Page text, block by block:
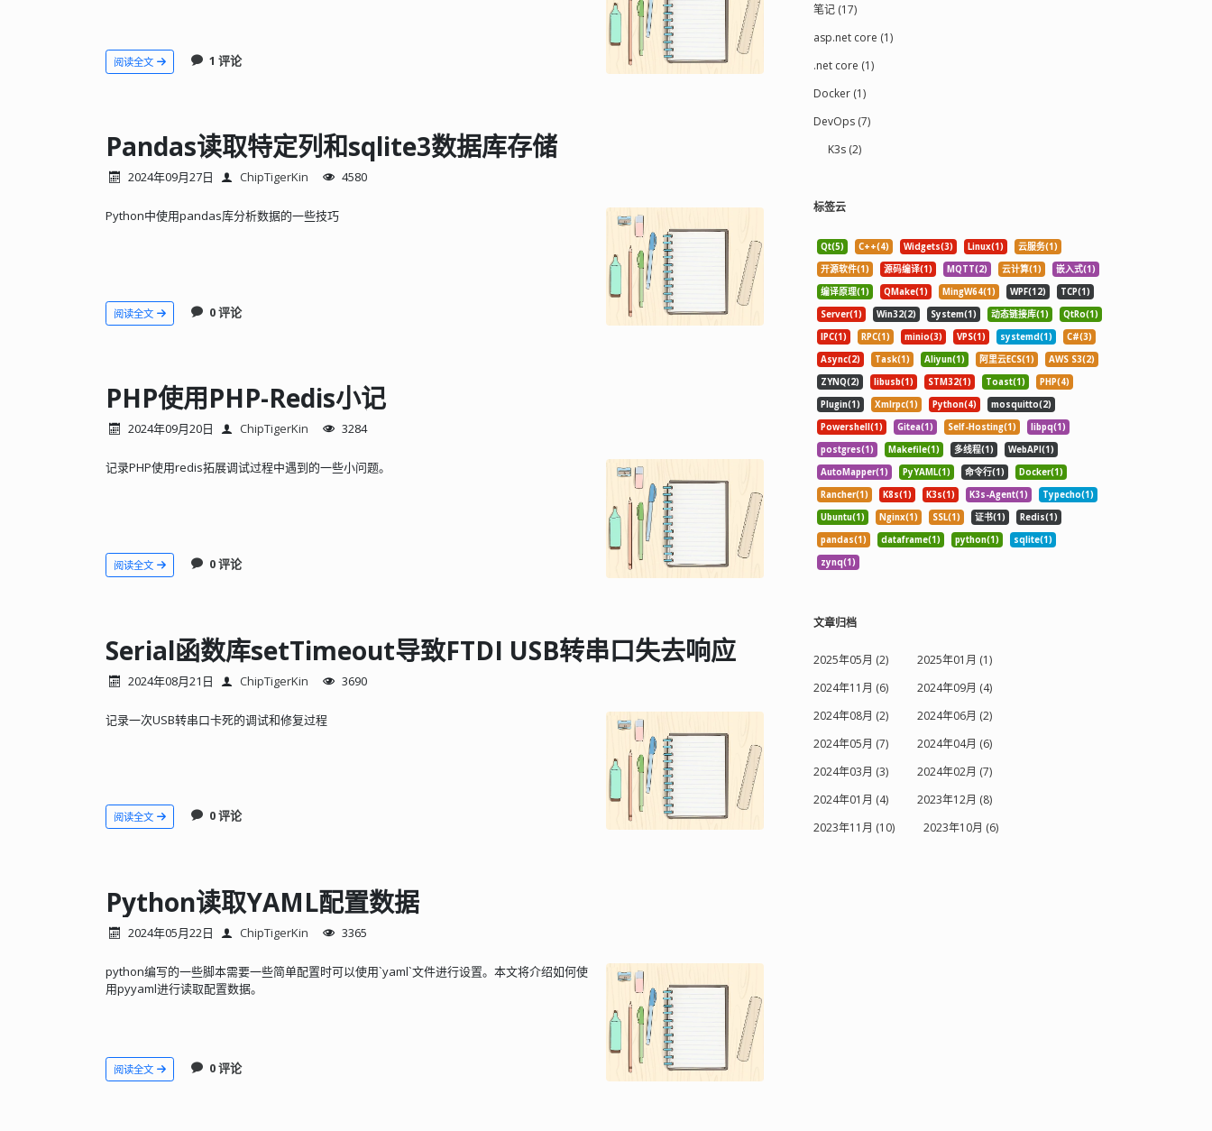
阅读全文 1 评论
Pandas读取特定列和sqlite3数据库存储
2024年09月27日 ChipTigerKin 4580
Python中使用pandas库分析数据的一些技巧
阅读全文 0 评论
PHP使用PHP-Redis小记
2024年09月20日 ChipTigerKin 3284
记录PHP使用redis拓展调试过程中遇到的一些小问题。
阅读全文 0 评论
Serial函数库setTimeout导致FTDI USB转串口失去响应
2024年08月21日 ChipTigerKin 3690
记录一次USB转串口卡死的调试和修复过程
阅读全文 0 评论
Python读取YAML配置数据
2024年05月22日 ChipTigerKin 3365
python编写的一些脚本需要一些简单配置时可以使用`yaml`文件进行设置。本文将介绍如何使
用pyyaml进行读取配置数据。
阅读全文 0 评论
笔记 (17)
asp.net core (1)
.net core (1)
Docker (1)
DevOps (7)
K3s (2)
标签云
Qt(5) C++(4) Widgets(3) Linux(1)
云服务(1)
开源软件(1)
源码编译(1) MQTT(2) 云计算(1)
嵌入式(1)
编译原理(1)
QMake(1) MingW64(1) WPF(12)
TCP(1)
Server(1)
Win32(2) System(1) 动态链接库(1)
QtRo(1)
IPC(1)
RPC(1) minio(3) VPS(1) systemd(1)
C#(3)
Async(2)
Task(1) Aliyun(1) 阿里云ECS(1)
AWS S3(2)
ZYNQ(2)
libusb(1) STM32(1) Toast(1)
PHP(4)
Plugin(1)
Xmlrpc(1) Python(4)
mosquitto(2)
Powershell(1)
Gitea(1) Self-Hosting(1)
libpq(1)
postgres(1)
Makefile(1) 多线程(1)
WebAPI(1)
AutoMapper(1)
PyYAML(1) 命令行(1)
Docker(1)
Rancher(1)
K8s(1) K3s(1) K3s-Agent(1)
Typecho(1)
Ubuntu(1)
Nginx(1) SSL(1) 证书(1)
Redis(1)
pandas(1)
dataframe(1) python(1)
sqlite(1)
zynq(1)
文章归档
2025年05月 (2)
2025年01月 (1)
2024年11月 (6)
2024年09月 (4)
2024年08月 (2)
2024年06月 (2)
2024年05月 (7)
2024年04月 (6)
2024年03月 (3)
2024年02月 (7)
2024年01月 (4)
2023年12月 (8)
2023年11月 (10)
2023年10月 (6)